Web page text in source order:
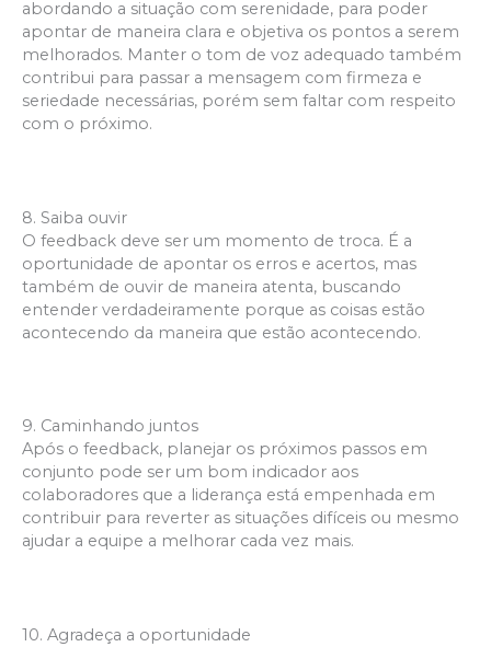
abordando a situação com serenidade, para poder
apontar de maneira clara e objetiva os pontos a serem
melhorados. Manter o tom de voz adequado também
contribui para passar a mensagem com firmeza e
seriedade necessárias, porém sem faltar com respeito
com o próximo.
8. Saiba ouvir
O feedback deve ser um momento de troca. É a
oportunidade de apontar os erros e acertos, mas
também de ouvir de maneira atenta, buscando
entender verdadeiramente porque as coisas estão
acontecendo da maneira que estão acontecendo.
9. Caminhando juntos
Após o feedback, planejar os próximos passos em
conjunto pode ser um bom indicador aos
colaboradores que a liderança está empenhada em
contribuir para reverter as situações difíceis ou mesmo
ajudar a equipe a melhorar cada vez mais.
10. Agradeça a oportunidade